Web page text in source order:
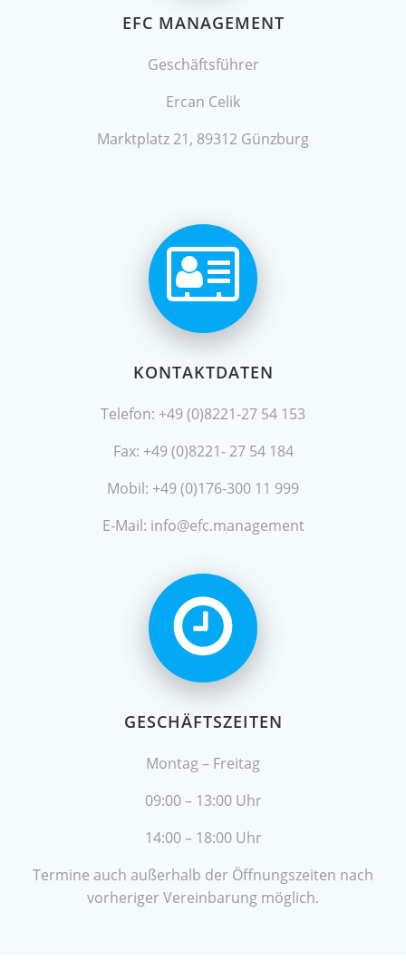
EFC MANAGEMENT
Geschäftsführer
Ercan Celik
Marktplatz 21, 89312 Günzburg
KONTAKTDATEN
Telefon: +49 (0)8221-27 54 153
Fax: +49 (0)8221- 27 54 184
Mobil: +49 (0)176-300 11 999
E-Mail: info@efc.management
GESCHÄFTSZEITEN
Montag – Freitag
09:00 – 13:00 Uhr
14:00 – 18:00 Uhr
Termine auch außerhalb der Öffnungszeiten nach
vorheriger Vereinbarung möglich.